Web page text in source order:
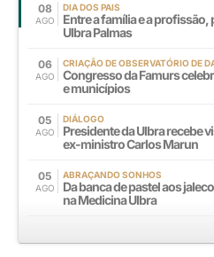
08
AGO
DIA DOS PAIS
Entre a família e a profissão,
Ulbra Palmas
06
AGO
CRIAÇÃO DE OBSERVATÓRIO DE
Congresso da Famurs
e municípios
05
AGO
DIÁLOGO
Presidente da Ulbra recebe
ex-ministro Carlos Marun
05
AGO
ABRAÇANDO SONHOS
Da banca de pastel aos
na Medicina Ulbra